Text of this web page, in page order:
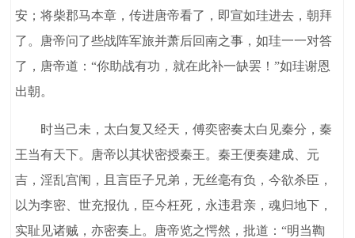
安；将柴郡马本章，传进唐帝看了，即宣如珪进去，朝拜
了。唐帝问了些战阵军旅并萧后回南之事，如珪一一对答
了，唐帝道：“你助战有功，就在此补一缺罢！”如珪谢恩
出朝。
时当己未，太白复又经天，傅奕密奏太白见秦分，秦
王当有天下。唐帝以其状密授秦王。秦王便奏建成、元
吉，淫乱宫闱，且言臣子兄弟，无丝毫有负，今欲杀臣，
以为李密、世充报仇，臣今枉死，永违君亲，魂归地下，
实耻见诸贼，亦密奏上。唐帝览之愕然，批道：“明当鞫